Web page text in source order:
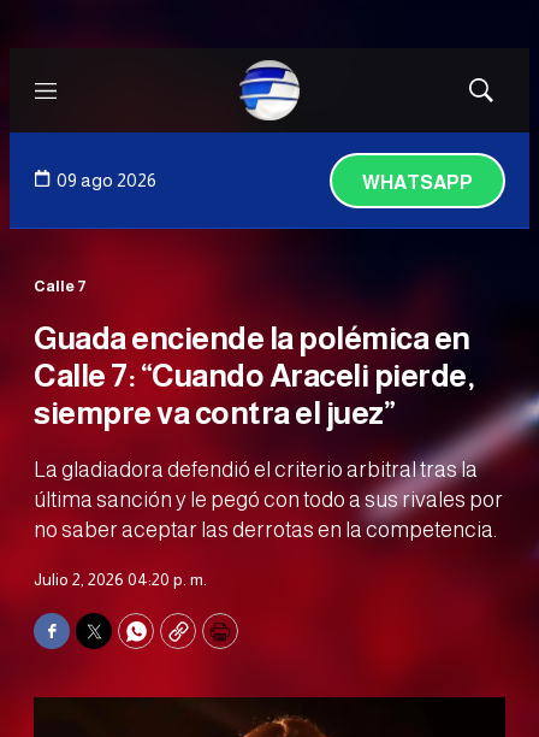
Menú
Mostrar
09 ago 2026 WHATSAPP
Calle 7
Guada enciende la polémica en
Calle 7: “Cuando Araceli pierde,
siempre va contra el juez”
La gladiadora defendió el criterio arbitral tras la
última sanción y le pegó con todo a sus rivales por
no saber aceptar las derrotas en la competencia.
Julio 2, 2026 04:20 p. m.
Facebook
TwitterWhatsApp
CopyPrint